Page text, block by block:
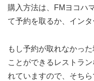
購入方法は、FMヨコハ
て予約を取るか、イン
もし予約が取れなかった
ことができるレストラ
れていますので、そち